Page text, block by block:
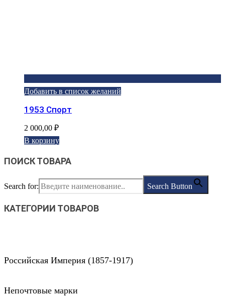
Добавить в список желаний
1953 Спорт
2 000,00 ₽
В корзину
ПОИСК ТОВАРА
Search for: Search Button
КАТЕГОРИИ ТОВАРОВ
Российская Империя (1857-1917)
Непочтовые марки